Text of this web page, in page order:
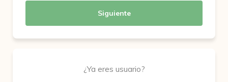
Siguiente
¿Ya eres usuario?